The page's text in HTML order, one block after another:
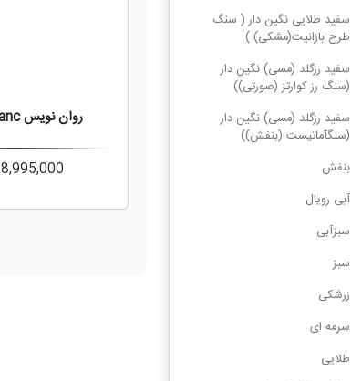
سفید طلایی نگین دار ( سنگ
طرح بازانیت(مشکی) )
سفید رزگلد (مسی) نگین دار
(سنگ رز کوارتز (صورتی))
سفید رزگلد (مسی) نگین دار
(سنگآماتیست (بنفش))
بنفش
آبی رویال
سبزآبی
سبز
زرشکی
سرمه ای
طلایی
روان نویس Mont Blanc
8,995,000